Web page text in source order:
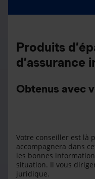
Produits
d’assurance
Obtenus avec
Votre conseiller est là
accompagnera dans
les bonnes
situation. Il vous
juridique.